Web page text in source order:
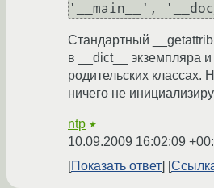
Стандартный
в __dict__ экземпляра
родительских классах.
ничего не
ntp ★
10.09.2009 16:02:09
Показать ответ